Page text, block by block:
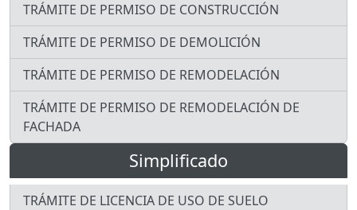
TRÁMITE DE PERMISO DE CONSTRUCCIÓN
TRÁMITE DE PERMISO DE DEMOLICIÓN
TRÁMITE DE PERMISO DE REMODELACIÓN
TRÁMITE DE PERMISO DE REMODELACIÓN DE
FACHADA
Simplificado
TRÁMITE DE LICENCIA DE USO DE SUELO